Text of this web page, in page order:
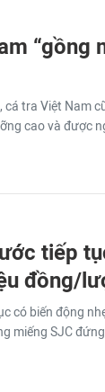
“gồng
cá tra Việt Nam
cao và được
tiếp
đồng/
có biến động
miếng SJC